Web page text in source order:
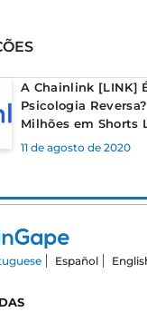
A Chainlink [LINK]
Psicologia
Milhões em Shorts
11 de agosto de 2020
Español